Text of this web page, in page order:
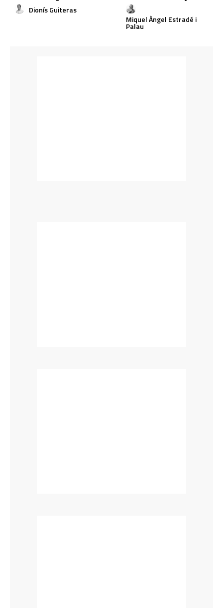
Dionís Guiteras
Miquel Àngel Estradé i
Palau